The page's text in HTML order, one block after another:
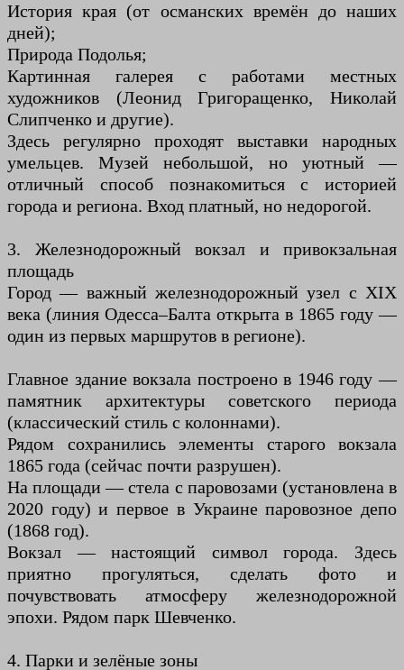
История края (от османских времён до наших
дней);
Природа Подолья;
Картинная галерея с работами местных
художников (Леонид Григоращенко, Николай
Слипченко и другие).
Здесь регулярно проходят выставки народных
умельцев. Музей небольшой, но уютный —
отличный способ познакомиться с историей
города и региона. Вход платный, но недорогой.
3. Железнодорожный вокзал и привокзальная
площадь
Город — важный железнодорожный узел с XIX
века (линия Одесса–Балта открыта в 1865 году —
один из первых маршрутов в регионе).
Главное здание вокзала построено в 1946 году —
памятник архитектуры советского периода
(классический стиль с колоннами).
Рядом сохранились элементы старого вокзала
1865 года (сейчас почти разрушен).
На площади — стела с паровозами (установлена в
2020 году) и первое в Украине паровозное депо
(1868 год).
Вокзал — настоящий символ города. Здесь
приятно прогуляться, сделать фото и
почувствовать атмосферу железнодорожной
эпохи. Рядом парк Шевченко.
4. Парки и зелёные зоны